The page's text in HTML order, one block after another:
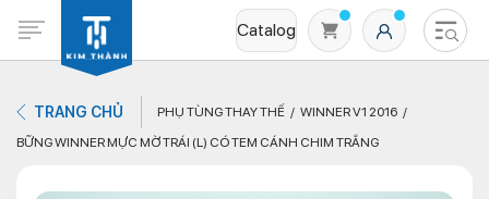
Catalog
TRANG CHỦ PHỤ TÙNG THAY THẾ
WINNER V1 2016
BỮNG WINNER MỰC MỜ TRÁI (L) CÓ TEM CÁNH CHIM TRẮNG